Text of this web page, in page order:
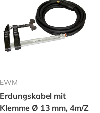
EWM
Erdungskabel mit
Klemme Ø 13 mm, 4m/Z